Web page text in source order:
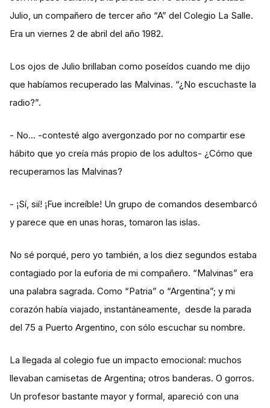
Julio, un compañero de tercer año “A” del Colegio La Salle.
Era un viernes 2 de abril del año 1982.
Los ojos de Julio brillaban como poseídos cuando me dijo
que habíamos recuperado las Malvinas. “¿No escuchaste la
radio?”.
- No… -contesté algo avergonzado por no compartir ese
hábito que yo creía más propio de los adultos- ¿Cómo que
recuperamos las Malvinas?
- ¡Sí, sií! ¡Fue increíble! Un grupo de comandos desembarcó
y parece que en unas horas, tomaron las islas.
No sé porqué, pero yo también, a los diez segundos estaba
contagiado por la euforia de mi compañero. “Malvinas” era
una palabra sagrada. Como “Patria” o “Argentina”; y mi
corazón había viajado, instantáneamente, desde la parada
del 75 a Puerto Argentino, con sólo escuchar su nombre.
La llegada al colegio fue un impacto emocional: muchos
llevaban camisetas de Argentina; otros banderas. O gorros.
Un profesor bastante mayor y formal, apareció con una